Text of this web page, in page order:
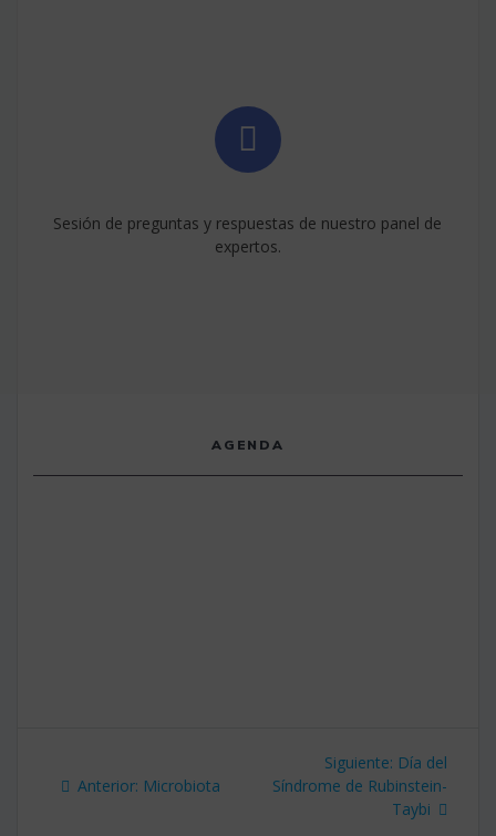
Sesión de preguntas y respuestas de nuestro panel de
expertos.
AGENDA
de
Anterior: Entrada
Microbiota
Siguiente: Siguiente
entrada:
Día del
Síndrome de Rubinstein-
Taybi